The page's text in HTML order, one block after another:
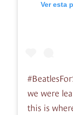
Ver esta
we were
this is